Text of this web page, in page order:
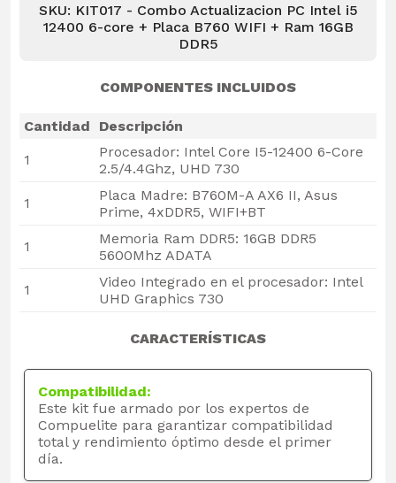
SKU: KIT017 - Combo Actualizacion PC Intel i5
12400 6-core + Placa B760 WIFI + Ram 16GB
DDR5
COMPONENTES INCLUIDOS
Cantidad
Descripción
1
Procesador: Intel Core I5-12400 6-Core
2.5/4.4Ghz, UHD 730
1
Placa Madre: B760M-A AX6 II, Asus
Prime, 4xDDR5, WIFI+BT
1
Memoria Ram DDR5: 16GB DDR5
5600Mhz ADATA
1
Video Integrado en el procesador: Intel
UHD Graphics 730
CARACTERÍSTICAS
Compatibilidad:
Este kit fue armado por los expertos de
Compuelite para garantizar compatibilidad
total y rendimiento óptimo desde el primer
día.